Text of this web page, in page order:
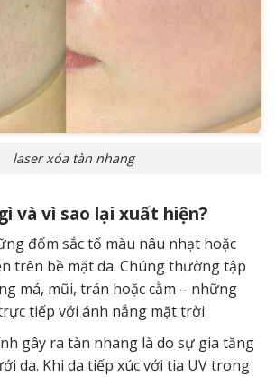
laser xóa tàn nhang
và vì sao lại xuất hiện?
đốm sắc tố màu nâu nhạt hoặc
trên bề mặt da. Chúng thường tập
má, mũi, trán hoặc cằm – những
tiếp với ánh nắng mặt trời.
gây ra tàn nhang là do sự gia tăng
da. Khi da tiếp xúc với tia UV trong